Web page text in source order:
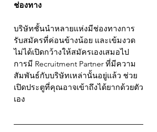
ช่องทาง
บริษัทชั้นนำหลายแห่งมีช่องทางการ
รับสมัครที่ค่อนข้างน้อย และเข้มงวด
ไม่ได้เปิดกว้างให้สมัครเองเสมอไป
การมี Recruitment Partner ที่มีความ
สัมพันธ์กับบริษัทเหล่านั้นอยู่แล้ว ช่วย
เปิดประตูที่คุณอาจเข้าถึงได้ยากด้วยตัว
เอง